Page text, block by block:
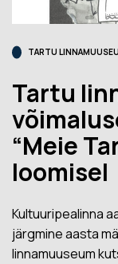
TARTU
Tartu
“Meie
loomisel
Kultuuripealinna
järgmine aasta
linnamuuseum